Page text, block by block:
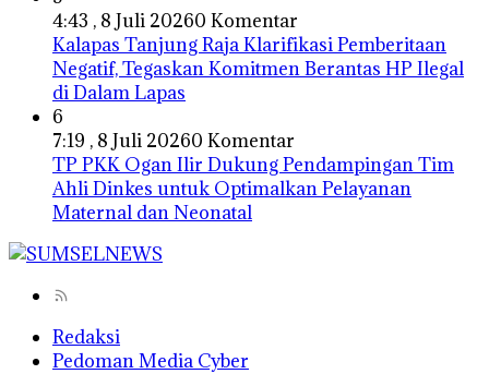
4:43 , 8 Juli 20260 Komentar
Kalapas Tanjung Raja Klarifikasi Pemberitaan
Negatif, Tegaskan Komitmen Berantas HP Ilegal
di Dalam Lapas
6
7:19 , 8 Juli 20260 Komentar
TP PKK Ogan Ilir Dukung Pendampingan Tim
Ahli Dinkes untuk Optimalkan Pelayanan
Maternal dan Neonatal
Redaksi
Pedoman Media Cyber